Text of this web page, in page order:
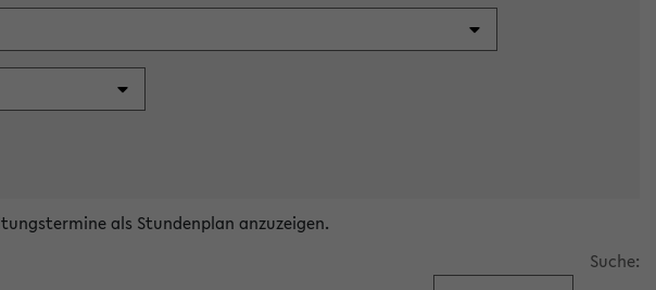
als Stundenplan anzuzeigen.
Suche: